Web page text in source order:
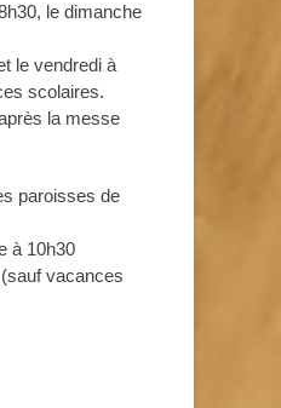
le dimanche
le vendredi à
scolaires.
la messe
paroisses de
à 10h30
vacances